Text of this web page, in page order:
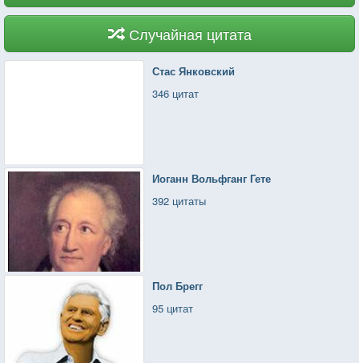
Случайная цитата
Стас Янковский
346 цитат
Иоганн Вольфганг Гете
392 цитаты
Пол Брегг
95 цитат